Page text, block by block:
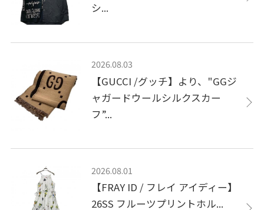
シ...
2026.08.03
【GUCCI /グッチ】より、"GGジ
ャガードウールシルクスカー
フ”...
2026.08.01
【FRAY ID / フレイ アイディー】
26SS フルーツプリントホル...